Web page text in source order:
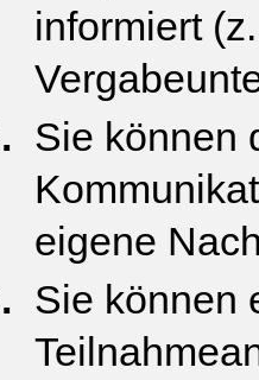
informiert
Sie können
eigene
Sie können